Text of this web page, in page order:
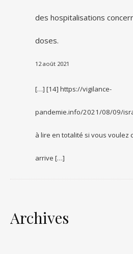
des hospitalisations
doses.
12 août 2021
[…] [14] https://vigilance-
pandemie.info/2021/08/09/
à lire en totalité si vous voulez
arrive […]
Archives